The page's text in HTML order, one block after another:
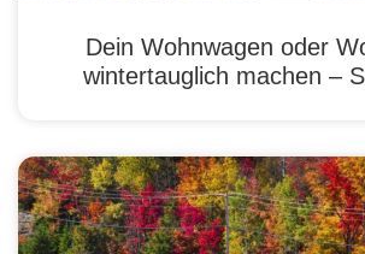
Dein Wohnwagen oder
wintertauglich machen –